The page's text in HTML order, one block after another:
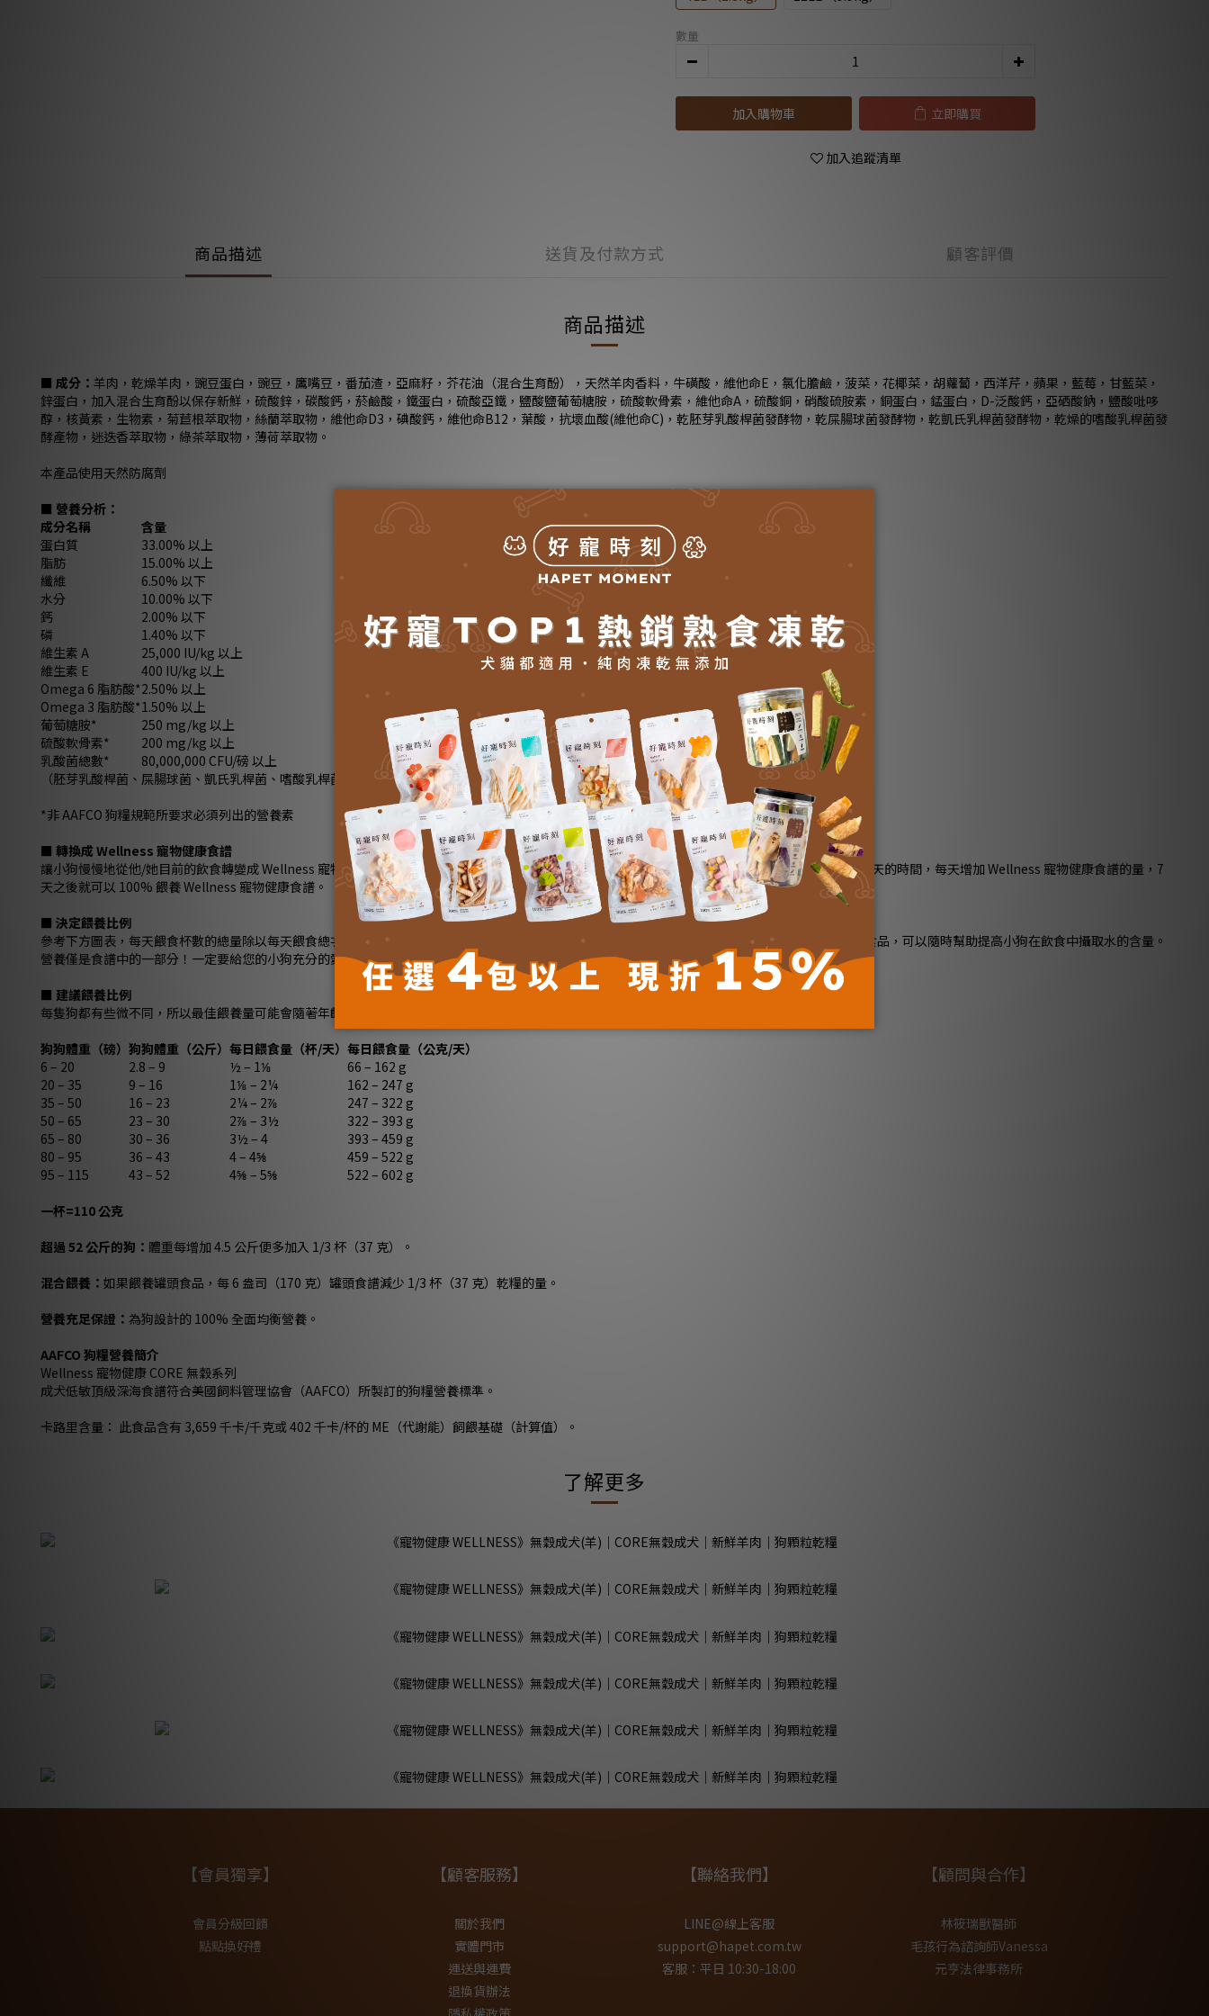
數量
加入購物車 立即購買
加入追蹤清單
商品描述 送貨及付款方式 顧客評價
商品描述
■ 成分： 羊肉，乾燥羊肉，豌豆蛋白，豌豆，鷹嘴豆，番茄渣，亞麻籽，芥花油（混合生育酚），天然羊肉香料，牛磺酸，維他命E，氯化膽鹼，菠菜，花椰菜，胡蘿蔔，西洋芹，蘋果，藍莓，甘藍菜，
鋅蛋白，加入混合生育酚以保存新鮮，硫酸鋅，碳酸鈣，菸鹼酸，鐵蛋白，硫酸亞鐵，鹽酸鹽葡萄糖胺，硫酸軟骨素，維他命A，硫酸銅，硝酸硫胺素，銅蛋白，錳蛋白，D-泛酸鈣，亞硒酸鈉，鹽酸吡哆
醇，核黃素，生物素，菊苣根萃取物，絲蘭萃取物，維他命D3，碘酸鈣，維他命B12，葉酸，抗壞血酸(維他命C)，乾胚芽乳酸桿菌發酵物，乾屎腸球菌發酵物，乾凱氏乳桿菌發酵物，乾燥的嗜酸乳桿菌發
酵產物，迷迭香萃取物，綠茶萃取物，薄荷萃取物。
本產品使用天然防腐劑
■ 營養分析：
成分名稱
含量
蛋白質
33.00% 以上
脂肪
15.00% 以上
纖維
6.50% 以下
水分
10.00% 以下
鈣
2.00% 以下
磷
1.40% 以下
維生素 A
25,000 IU/kg 以上
維生素 E
400 IU/kg 以上
Omega 6 脂肪酸*2.50% 以上
Omega 3 脂肪酸*1.50% 以上
葡萄糖胺*
250 mg/kg 以上
硫酸軟骨素*
200 mg/kg 以上
乳酸菌總數*
80,000,000 CFU/磅 以上
（胚芽乳酸桿菌、屎腸球菌、凱氏乳桿菌、嗜酸乳桿菌在等量的乳酸桿菌）
*非 AAFCO 狗糧規範所要求必須列出的營養素
■ 轉換成 Wellness 寵物健康食譜
讓小狗慢慢地從他/她目前的飲食轉變成 Wellness 寵物健康食譜是很重要的，因為身體需要幾天去適應新的營養含量。換品牌，逐漸混合新的食品 5-7 天的時間，每天增加 Wellness 寵物健康食譜的量，7
天之後就可以 100% 餵養 Wellness 寵物健康食譜。
■ 決定餵養比例
參考下方圖表，每天餵食杯數的總量除以每天餵食總次數來決定每餐份量。隨時準備一碗乾淨的水備用。Wellness 寵物健康相信混合餵食乾糧和罐頭食品，可以隨時幫助提高小狗在飲食中攝取水的含量。
營養僅是食譜中的一部分！一定要給您的小狗充分的愛，充足的運動以及定期看獸醫以幫助確保整體的健康。
■ 建議餵養比例
每隻狗都有些微不同，所以最佳餵養量可能會隨著年齡的大小和活躍程度而有所不同。以下的訊息僅提供初步建議，請必要時進行調整。
狗狗體重（磅） 狗狗體重（公斤） 每日餵食量（杯/天） 每日餵食量（公克/天）
6 – 20
2.8 – 9 ½ – 1⅛
66 – 162 g
20 – 35
9 – 16 1⅛ – 2¼
162 – 247 g
35 – 50
16 – 23 2¼ – 2⅞
247 – 322 g
50 – 65
23 – 30 2⅞ – 3½
322 – 393 g
65 – 80
30 – 36 3½ – 4
393 – 459 g
80 – 95
36 – 43 4 – 4⅝
459 – 522 g
95 – 115
43 – 52 4⅝ – 5⅝
522 – 602 g
一杯=110 公克
超過 52 公斤的狗： 體重每增加 4.5 公斤便多加入 1/3 杯（37 克）。
混合餵養： 如果餵養罐頭食品，每 6 盎司（170 克）罐頭食譜減少 1/3 杯（37 克）乾糧的量。
營養充足保證： 為狗設計的 100% 全面均衡營養。
AAFCO 狗糧營養簡介
Wellness 寵物健康 CORE 無穀系列
成犬低敏頂級深海食譜符合美國飼料管理協會（AAFCO）所製訂的狗糧營養標準。
卡路里含量： 此食品含有 3,659 千卡/千克或 402 千卡/杯的 ME（代謝能）飼餵基礎（計算值）。
了解更多
【會員獨享】
會員分級回饋
點點換好禮
【顧客服務】
關於我們
實體門市
運送與運費
退換貨辦法
【聯絡我們】
LINE@線上客服
support@hapet.com.tw
客服：平日 10:30-18:00
【顧問與合作】
林筱瑞獸醫師
毛孩行為諮詢師Vanessa
元亨法律事務所